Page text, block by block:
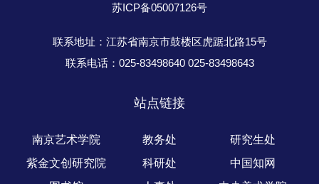
苏ICP备05007126号
联系地址：江苏省南京市鼓楼区虎踞北路15号
联系电话：025-83498640 025-83498643
站点链接
南京艺术学院 教务处
研究生处
紫金文创研究院
科研处
中国知网